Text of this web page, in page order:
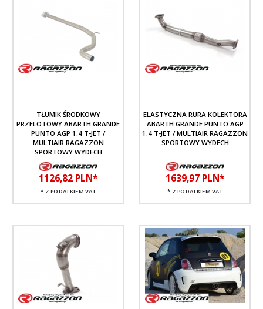
TŁUMIK ŚRODKOWY
PRZELOTOWY ABARTH GRANDE
PUNTO AGP 1.4 T-JET /
MULTIAIR RAGAZZON
SPORTOWY WYDECH
1126,82 PLN*
* Z PODATKIEM VAT
ELASTYCZNA RURA KOLEKTORA
ABARTH GRANDE PUNTO AGP
1.4 T-JET / MULTIAIR RAGAZZON
SPORTOWY WYDECH
1639,97 PLN*
* Z PODATKIEM VAT